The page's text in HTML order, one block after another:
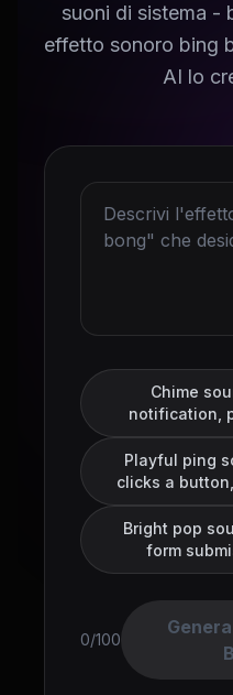
suoni di sistema -
effetto sonoro bing
AI lo
Chime
notification,
Playful ping
clicks a
Bright pop
form
0/100